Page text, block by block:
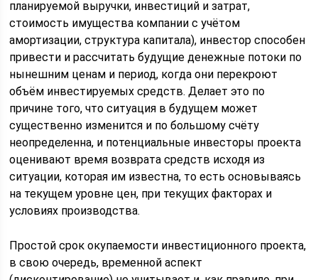
планируемой выручки, инвестиций и затрат,
стоимость имущества компании с учётом
амортизации, структура капитала), инвестор способен
привести и рассчитать будущие денежные потоки по
нынешним ценам и период, когда они перекроют
объём инвестируемых средств. Делает это по
причине того, что ситуация в будущем может
существенно изменится и по большому счёту
неопределенна, и потенциальные инвесторы проекта
оценивают время возврата средств исходя из
ситуации, которая им известна, то есть основываясь
на текущем уровне цен, при текущих факторах и
условиях производства.
Простой срок окупаемости инвестиционного проекта,
в свою очередь, временной аспект